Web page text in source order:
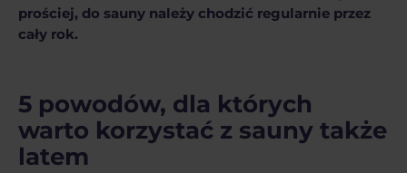
prościej, do sauny należy chodzić regularnie przez
cały rok.
5 powodów, dla których
warto korzystać z sauny także
latem